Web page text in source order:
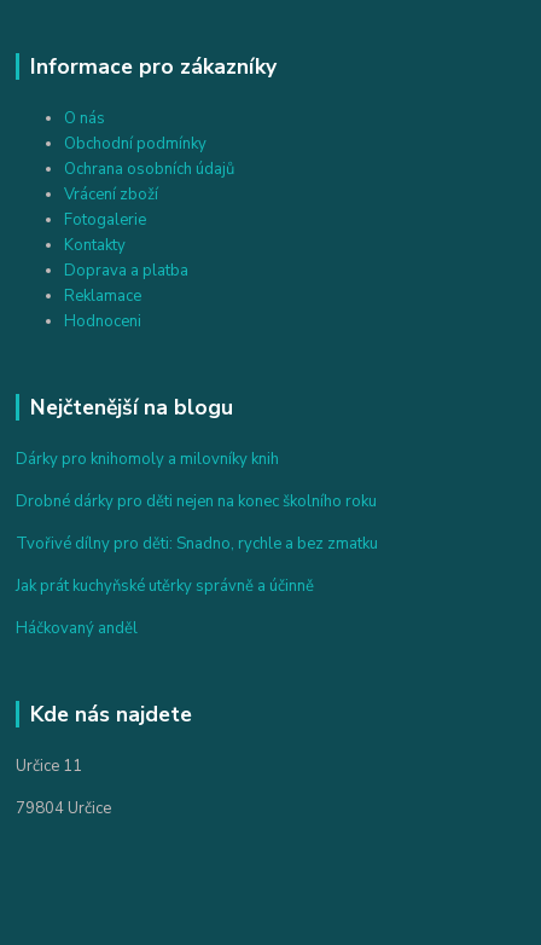
Informace pro zákazníky
O nás
Obchodní podmínky
Ochrana osobních údajů
Vrácení zboží
Fotogalerie
Kontakty
Doprava a platba
Reklamace
Hodnoceni
Nejčtenější na blogu
Dárky pro knihomoly a milovníky knih
Drobné dárky pro děti nejen na konec školního roku
Tvořivé dílny pro děti: Snadno, rychle a bez zmatku
Jak prát kuchyňské utěrky správně a účinně
Háčkovaný anděl
Kde nás najdete
Určice 11
79804 Určice